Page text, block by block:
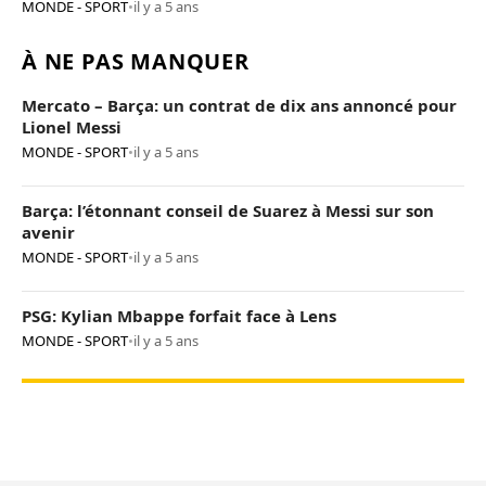
MONDE - SPORT•il y a 5 ans
À NE PAS MANQUER
Mercato – Barça: un contrat de dix ans annoncé pour
Lionel Messi
MONDE - SPORT•il y a 5 ans
Barça: l’étonnant conseil de Suarez à Messi sur son
avenir
MONDE - SPORT•il y a 5 ans
PSG: Kylian Mbappe forfait face à Lens
MONDE - SPORT•il y a 5 ans